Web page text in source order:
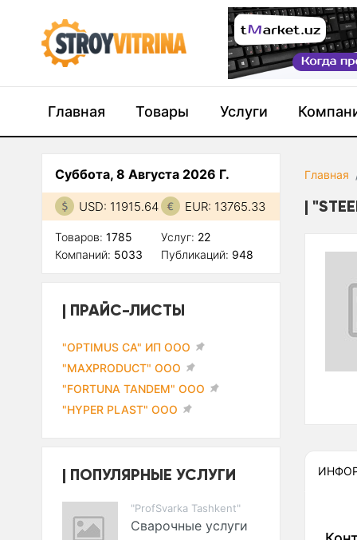
Главная Товары Услуги
Главная
Суббота, 8 Августа 2026 Г.
USD: 11915.64 EUR: 13765.33
Товаров: 1785
Компаний: 5033
Услуг: 22
Публикаций: 948
ПРАЙС-ЛИСТЫ
"OPTIMUS CA" ИП ООО
"MAXPRODUCT" ООО
"FORTUNA TANDEM" ООО
"HYPER PLAST" ООО
ПОПУЛЯРНЫЕ УСЛУГИ
"ProfSvarka Tashkent"
Сварочные услуги